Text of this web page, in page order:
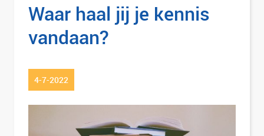
Waar haal jij je kennis
vandaan?
4-7-2022